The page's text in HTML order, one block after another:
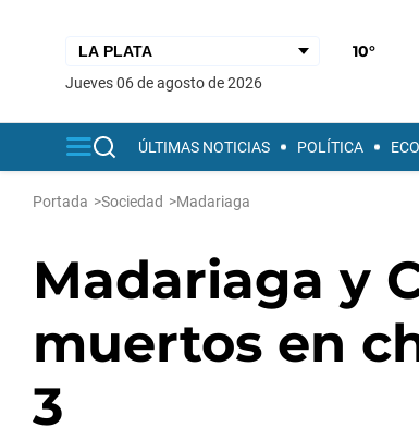
10°
jueves 06 de agosto de 2026
ÚLTIMAS NOTICIAS POLÍTICA
Portada >Sociedad >Madariaga
Madariaga y
muertos en
3